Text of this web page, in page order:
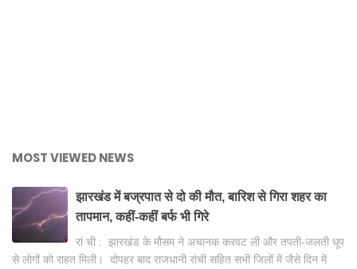
MOST VIEWED NEWS
झारखंड में बज्रपात से दो की मौत, बारिश से गिरा शहर का
तापमान, कहीं-कहीं बर्फ भी गिरे
रां ची : झारखंड के मौसम ने अचानक करवट ली और तपती-जलती धूप
से लोगों को राहत मिली। दोपहर बाद राजधानी रांची सहित सभी जिलों में जैसे दिन में